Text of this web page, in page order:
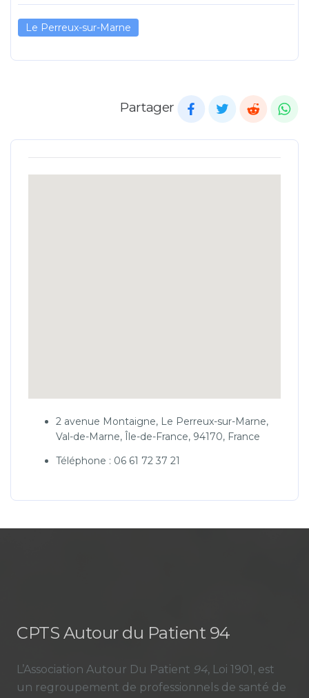
Le Perreux-sur-Marne
Partager
2 avenue Montaigne, Le Perreux-sur-Marne,
Val-de-Marne, Île-de-France, 94170, France
Téléphone : 06 61 72 37 21
CPTS Autour du Patient 94
L’Association Autour Du Patient 94, Loi 1901, est
un regroupement de professionnels de santé de